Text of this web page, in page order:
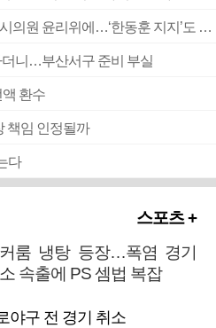
■ 국힘 부산시당, ‘정이한 조력’ 시의원 윤리위에…‘한동훈 지지’도 신고접수
니…부산서구 준비 부실
환수
책임 인정될까
다
스포츠 +
룸 냉탕 등장…폭염 경기
속출에 PS 셈법 복잡
야구 전 경기 취소